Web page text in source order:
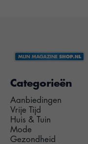
Categorieën
Aanbiedingen
Vrije Tijd
Huis & Tuin
Mode
Gezondheid